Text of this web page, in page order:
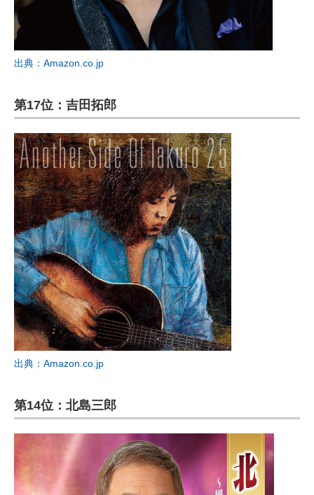
出典：Amazon.co.jp
第17位：吉田拓郎
出典：Amazon.co.jp
第14位：北島三郎